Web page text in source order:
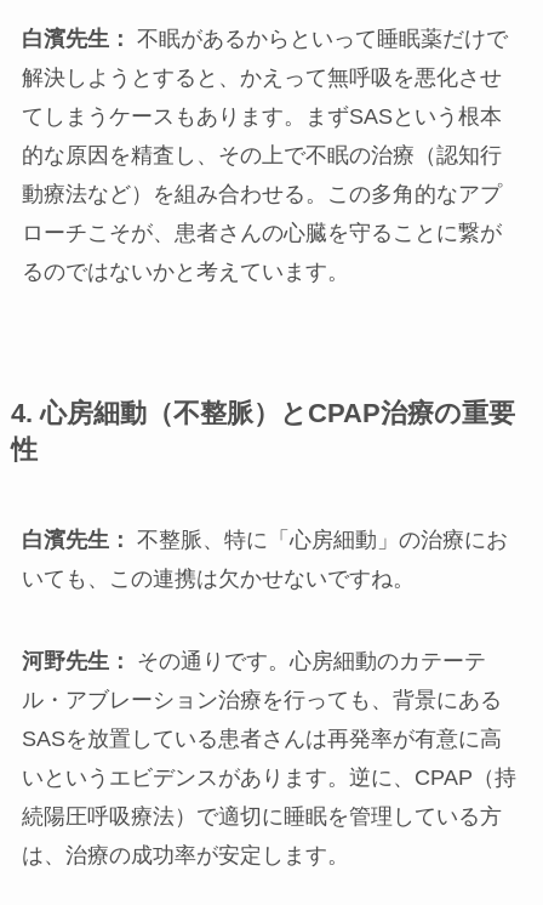
白濱先生： 不眠があるからといって睡眠薬だけで
解決しようとすると、かえって無呼吸を悪化させ
てしまうケースもあります。まずSASという根本
的な原因を精査し、その上で不眠の治療（認知行
動療法など）を組み合わせる。この多角的なアプ
ローチこそが、患者さんの心臓を守ることに繋が
るのではないかと考えています。
4.心房細動（不整脈）と CPAP治療の重要
性
白濱先生： 不整脈、特に「心房細動」の治療にお
いても、この連携は欠かせないですね。
河野先生：
その通りです。心房細動のカテーテ
ル・アブレーション治療を行っても、背景にある
SASを放置している患者さんは再発率が有意に高
いというエビデンスがあります。逆に、CPAP（持
続陽圧呼吸療法）で適切に睡眠を管理している方
は、治療の成功率が安定します。